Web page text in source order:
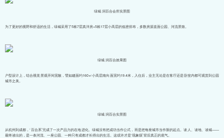
绿城·润百合会所实景图
为了更好的视野和舒适的生活，绿城采用了5栋7层真洋房+5栋17层小高层的低密排布，多数房源直面公园、河流景致。
绿城·润百合效果图
户型设计上，结合视觉景观开间宽敞，譬如建面约160㎡小高层南向面宽约19.4米，入住后，业主无论是在客厅还是卧室内都可观赏到公园
城市之美。
绿城·润百合实景图
从杭州到成都，‘百合系’完成了一次产品力的在地进化。绿城没有把成功当作公式，而是把每座城市当作新的起点。读人、读地、读城——
最终读出的，是一条河流、一座公园、一种只有成都才长得出的生活。这或许才是‘现象级’背后真正的底气。